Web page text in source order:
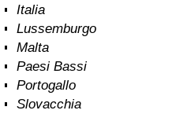
Italia
Lussemburgo
Malta
Paesi Bassi
Portogallo
Slovacchia